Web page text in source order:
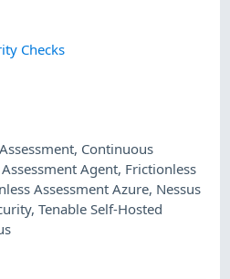
Checks
, Continuous
Agent, Frictionless
Assessment Azure, Nessus
,Tenable Self-Hosted